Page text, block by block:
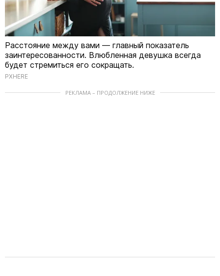
Расстояние между вами — главный показатель
заинтересованности. Влюбленная девушка всегда
будет стремиться его сокращать.
PXHERE
РЕКЛАМА – ПРОДОЛЖЕНИЕ НИЖЕ